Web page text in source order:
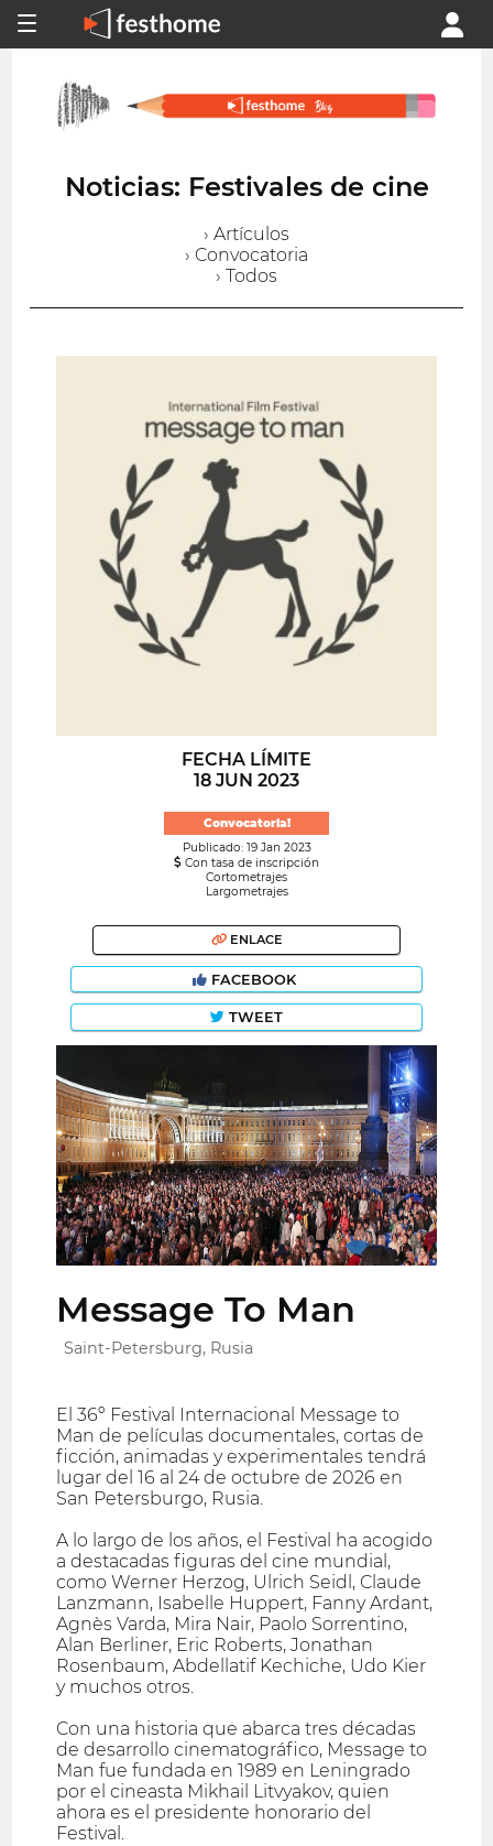
Noticias: Festivales de cine
› Artículos
› Convocatoria
› Todos
FECHA LÍMITE
18 JUN 2023
Convocatoria!
Publicado: 19 Jan 2023
Con tasa de inscripción
Cortometrajes
Largometrajes
ENLACE
FACEBOOK
TWEET
Message To Man
Saint-Petersburg, Rusia
El 36º Festival Internacional Message to
Man de películas documentales, cortas de
ficción, animadas y experimentales tendrá
lugar del 16 al 24 de octubre de 2026 en
San Petersburgo, Rusia.
A lo largo de los años, el Festival ha acogido
a destacadas figuras del cine mundial,
como Werner Herzog, Ulrich Seidl, Claude
Lanzmann, Isabelle Huppert, Fanny Ardant,
Agnès Varda, Mira Nair, Paolo Sorrentino,
Alan Berliner, Eric Roberts, Jonathan
Rosenbaum, Abdellatif Kechiche, Udo Kier
y muchos otros.
Con una historia que abarca tres décadas
de desarrollo cinematográfico, Message to
Man fue fundada en 1989 en Leningrado
por el cineasta Mikhail Litvyakov, quien
ahora es el presidente honorario del
Festival.